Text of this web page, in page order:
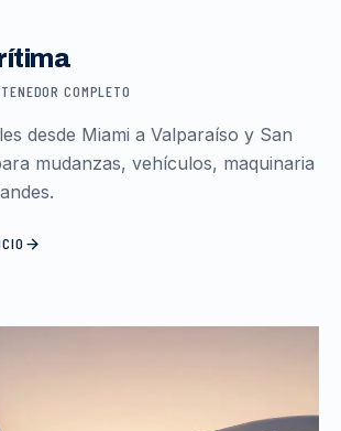
COMPLETO
desde Miami a Valparaíso y San
mudanzas, vehículos, maquinaria